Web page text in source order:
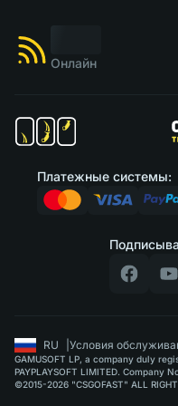
Онлайн
Платежные системы:
RU Условия
GAMUSOFT LP, a company duly
PAYPLAYSOFT LIMITED. Company
©2015-2026 "CSGOFAST" ALL